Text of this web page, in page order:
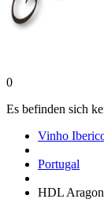
0
Es befinden sich
Vinho
Portugal
HDL